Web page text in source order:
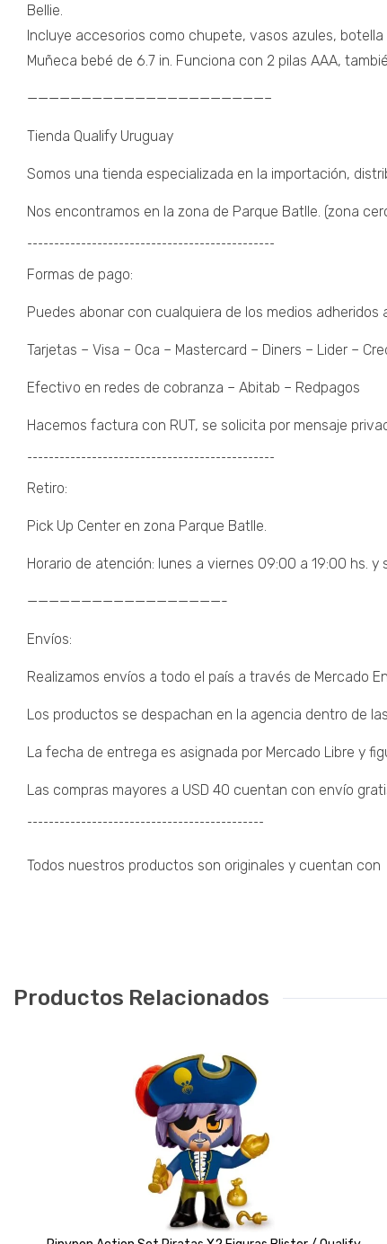
Bellie.
Incluye accesorios como chupete, vasos azules,
Muñeca bebé de 6.7 in. Funciona con 2 pilas AAA,
——————————————————————–
Tienda Qualify Uruguay
Somos una tienda especializada en la importación,
Nos encontramos en la zona de Parque Batlle. (zona
¯¯¯¯¯¯¯¯¯¯¯¯¯¯¯¯¯¯¯¯¯¯¯¯¯¯¯¯¯¯¯¯¯¯¯¯¯¯¯¯¯¯¯¯¯¯
Formas de pago:
Puedes abonar con cualquiera de los medios adheridos
Tarjetas – Visa – Oca – Mastercard – Diners – Lider –
Efectivo en redes de cobranza – Abitab – Redpagos
Hacemos factura con RUT, se solicita por mensaje
¯¯¯¯¯¯¯¯¯¯¯¯¯¯¯¯¯¯¯¯¯¯¯¯¯¯¯¯¯¯¯¯¯¯¯¯¯¯¯¯¯¯¯¯¯¯
Retiro:
Pick Up Center en zona Parque Batlle.
Horario de atención: lunes a viernes 09:00 a 19:00 hs. y
——————————————————-
Envíos:
Realizamos envíos a todo el país a través de Mercado
Los productos se despachan en la agencia dentro de
La fecha de entrega es asignada por Mercado Libre y
Las compras mayores a USD 40 cuentan con envío
¯¯¯¯¯¯¯¯¯¯¯¯¯¯¯¯¯¯¯¯¯¯¯¯¯¯¯¯¯¯¯¯¯¯¯¯¯¯¯¯¯¯¯¯
Todos nuestros productos son originales y cuentan con
Productos Relacionados